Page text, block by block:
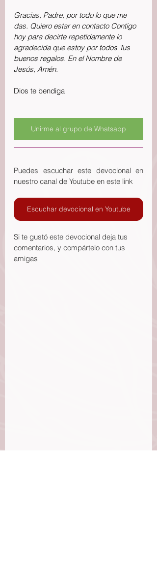
Gracias, Padre, por todo lo que me
das. Quiero estar en contacto Contigo
hoy para decirte repetidamente lo
agradecida que estoy por todos Tus
buenos regalos. En el Nombre de
Jesús, Amén.
Dios te bendiga
Unirme al grupo de Whatsapp
Puedes escuchar este devocional en
nuestro canal de Youtube en este link
Escuchar devocional en Youtube
Si te gustó este devocional deja tus
comentarios, y compártelo con tus
amigas